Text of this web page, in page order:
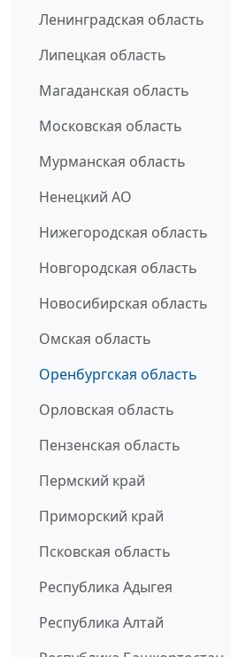
Ленинградская область
Липецкая область
Магаданская область
Московская область
Мурманская область
Ненецкий АО
Нижегородская область
Новгородская область
Новосибирская область
Омская область
Оренбургская область
Орловская область
Пензенская область
Пермский край
Приморский край
Псковская область
Республика Адыгея
Республика Алтай